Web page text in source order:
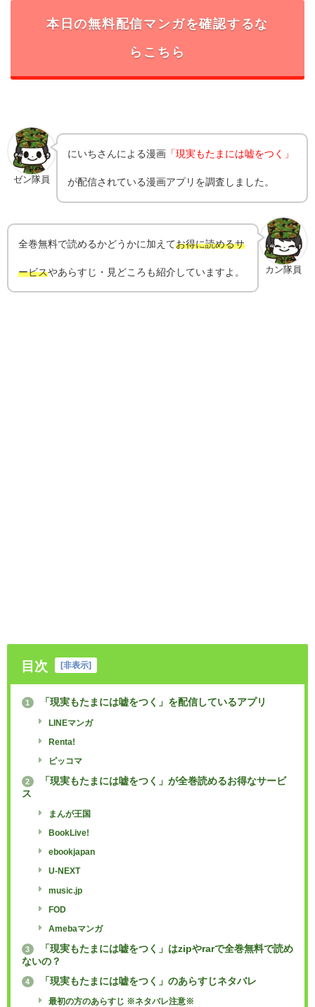
本日の無料配信マンガを確認するな
らこちら
ゼン隊員
にいちさんによる漫画 「現実もたまには嘘をつく」
が配信されている漫画アプリを調査しました。
カン隊員
全巻無料で読めるかどうかに加えてお得に読めるサ
ービスやあらすじ・見どころも紹介していますよ。
目次 非表示
1 「現実もたまには嘘をつく」を配信しているアプリ
LINEマンガ
Renta!
ピッコマ
2
「現実もたまには嘘をつく」が全巻読めるお得なサービ
ス
まんが王国
BookLive!
ebookjapan
U-NEXT
music.jp
FOD
Amebaマンガ
3
「現実もたまには嘘をつく」はzipやrarで全巻無料で読め
ないの？
4 「現実もたまには嘘をつく」のあらすじネタバレ
最初の方のあらすじ ※ネタバレ注意※